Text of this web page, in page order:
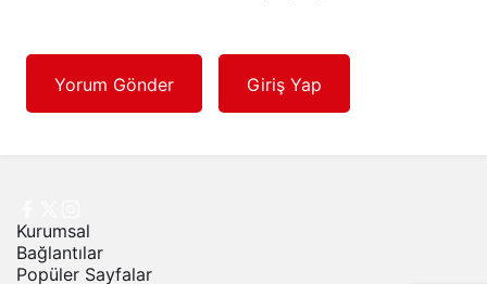
Yorum Gönder Giriş Yap
Kurumsal
Bağlantılar
Popüler Sayfalar